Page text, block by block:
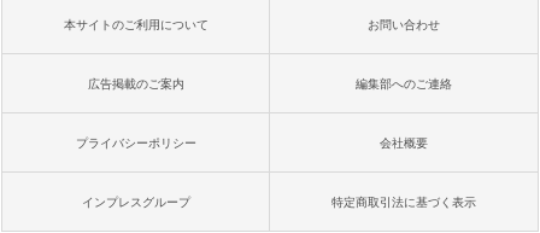
本サイトのご利用について お問い合わせ
広告掲載のご案内 編集部へのご連絡
プライバシーポリシー 会社概要
インプレスグループ 特定商取引法に基づく表示